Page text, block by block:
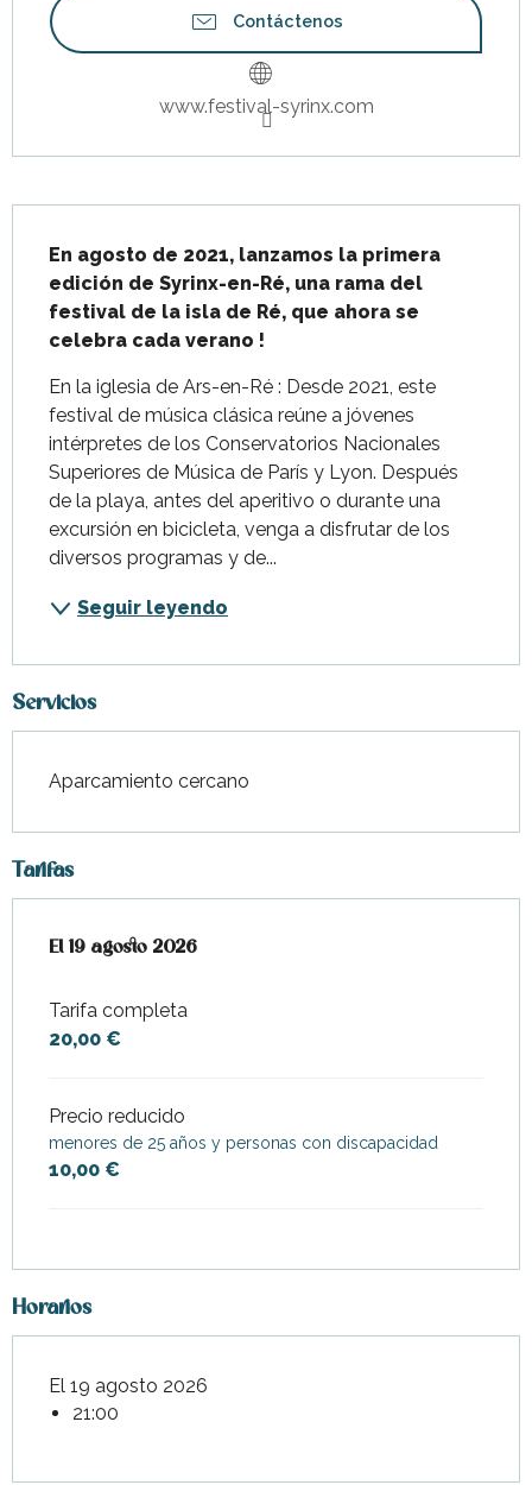
Contáctenos
www.festival-syrinx.com
En agosto de 2021, lanzamos la primera
edición de Syrinx-en-Ré, una rama del
festival de la isla de Ré, que ahora se
celebra cada verano !
En la iglesia de Ars-en-Ré : Desde 2021, este
festival de música clásica reúne a jóvenes
intérpretes de los Conservatorios Nacionales
Superiores de Música de París y Lyon. Después
de la playa, antes del aperitivo o durante una
excursión en bicicleta, venga a disfrutar de los
diversos programas y de...
Seguir leyendo
Servicios
Aparcamiento cercano
Tarifas
El19 agosto 2026
El19 agosto 2026
Tarifa completa
20,00 €
Precio reducido
menores de 25 años y personas con discapacidad
10,00 €
Horarios
El 19 agosto 2026
21:00